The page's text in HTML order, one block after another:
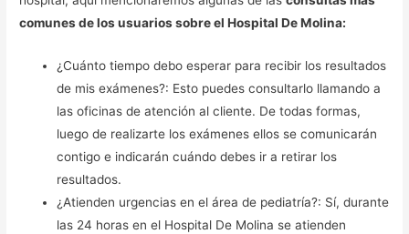
comunes de los usuarios sobre el Hospital De Molina:
¿Cuánto tiempo debo esperar para recibir los resultados
de mis exámenes?: Esto puedes consultarlo llamando a
las oficinas de atención al cliente. De todas formas,
luego de realizarte los exámenes ellos se comunicarán
contigo e indicarán cuándo debes ir a retirar los
resultados.
¿Atienden urgencias en el área de pediatría?: Sí, durante
las 24 horas en el Hospital De Molina se atienden